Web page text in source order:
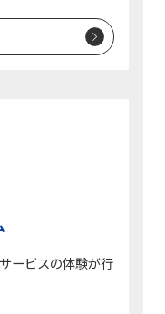
ービスの体験が行